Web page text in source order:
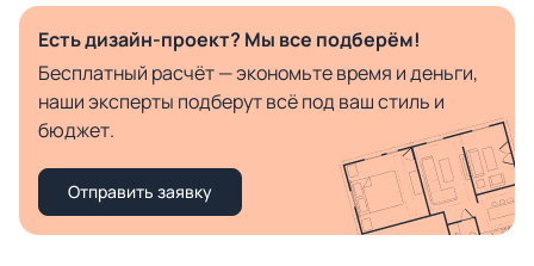
Есть дизайн-проект? Мы все подберём!
Бесплатный расчёт — экономьте время и деньги,
наши эксперты подберут всё под ваш стиль и
бюджет.
Отправить заявку